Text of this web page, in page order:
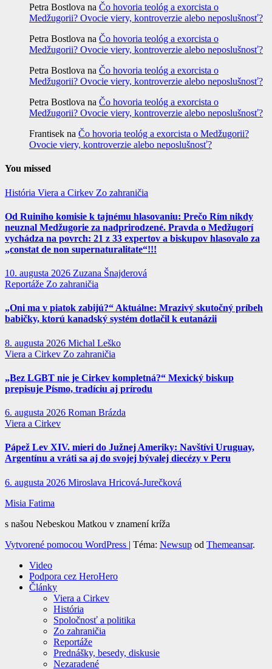
Petra Bostlova na Čo hovoria teológ a exorcista o
Medžugorii? Ovocie viery, kontroverzie alebo neposlušnosť?
Petra Bostlova na Čo hovoria teológ a exorcista o
Medžugorii? Ovocie viery, kontroverzie alebo neposlušnosť?
Petra Bostlova na Čo hovoria teológ a exorcista o
Medžugorii? Ovocie viery, kontroverzie alebo neposlušnosť?
Petra Bostlova na Čo hovoria teológ a exorcista o
Medžugorii? Ovocie viery, kontroverzie alebo neposlušnosť?
Frantisek na Čo hovoria teológ a exorcista o Medžugorii?
Ovocie viery, kontroverzie alebo neposlušnosť?
You missed
História Viera a Cirkev Zo zahraničia
Od Ruiniho komisie k tajnému hlasovaniu: Prečo Rím nikdy
neuznal Medžugorie za nadprirodzené. Pravda o Medžugorí
vychádza na povrch: 21 z 33 expertov a biskupov hlasovalo za
„constat de non supernaturalitate“!!!
10. augusta 2026 Zuzana Šnajderová
Reportáže Zo zahraničia
„Oni ma v piatok zabijú?“ Aktuálne: Mrazivý skutočný príbeh
babičky, ktorú kanadský systém dotlačil k eutanázii
8. augusta 2026 Michal Leško
Viera a Cirkev Zo zahraničia
„Bez LGBT nie je Cirkev kompletná?“ Mexický biskup
prepisuje Písmo, tradíciu aj prírodu
6. augusta 2026 Roman Brázda
Viera a Cirkev
Pápež Lev XIV. mieri do Južnej Ameriky: Navštívi Uruguay,
Argentínu a vráti sa aj do svojej bývalej diecézy v Peru
6. augusta 2026 Miroslava Hricová-Jurečková
Misia Fatima
s našou Nebeskou Matkou v znamení kríža
Vytvorené pomocou WordPress | Téma: Newsup od Themeansar.
Video
Podpora cez HeroHero
Články
Viera a Cirkev
História
Spoločnosť a politika
Zo zahraničia
Reportáže
Prednášky, besedy, diskusie
Nezaradené